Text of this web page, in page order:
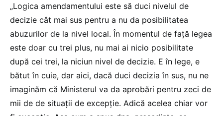
„Logica amendamentului este să duci nivelul de
decizie cât mai sus pentru a nu da posibilitatea
abuzurilor de la nivel local. În momentul de față legea
este doar cu trei plus, nu mai ai nicio posibilitate
după cei trei, la niciun nivel de decizie. E în lege, e
bătut în cuie, dar aici, dacă duci decizia în sus, nu ne
imaginăm că Ministerul va da aprobări pentru zeci de
mii de de situații de excepție. Adică acelea chiar vor